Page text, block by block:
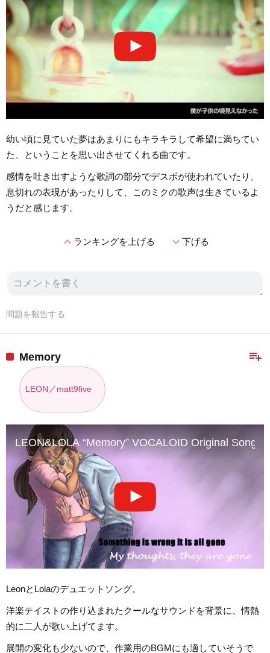
幼い頃に見ていた夢はあまりにもキラキラして希望に満ちてい
た、ということを思い出させてくれる曲です。
感情を吐き出すような歌詞の部分でデスボが使われていたり、
息切れの表現があったりして、このミクの歌声は生きているよ
うだと感じます。
expand_lessランキングを上げる expand_more下げる
問題を報告する
playlist_add
Memory
LEON／matt9five
LEON&LOLA “Memory” VOCALOID Original Song
LeonとLolaのデュエットソング。
洋楽テイストの作り込まれたクールなサウンドを背景に、情熱
的に二人が歌い上げてます。
展開の変化も少ないので、作業用のBGMにも適していそうで